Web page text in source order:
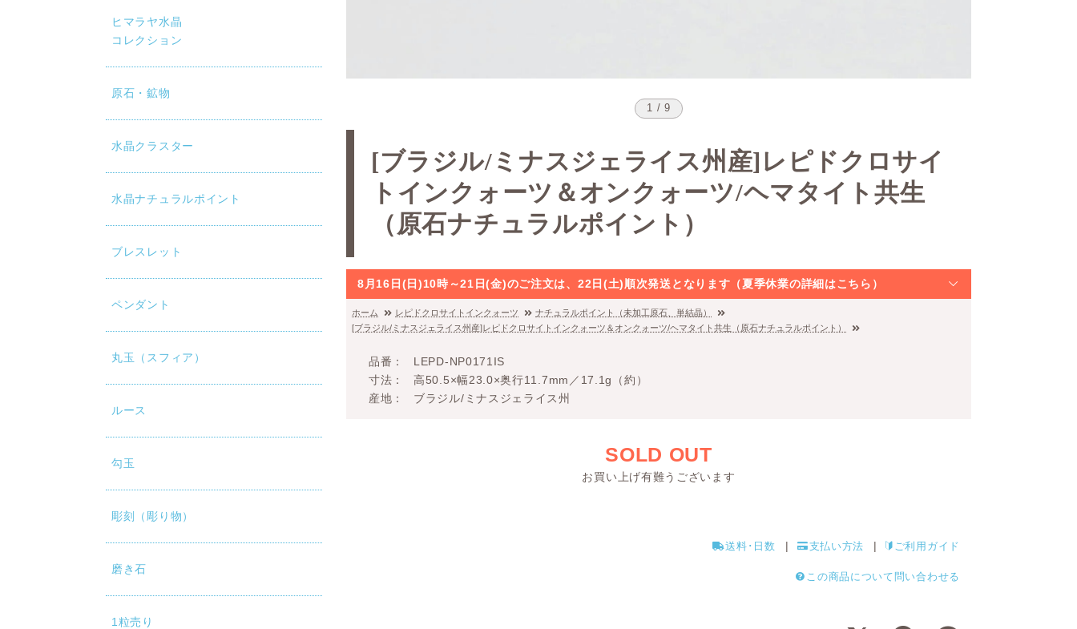
ヒマラヤ水晶
コレクション
原石・鉱物
水晶クラスター
水晶ナチュラルポイント
ブレスレット
ペンダント
丸玉（スフィア）
ルース
勾玉
彫刻（彫り物）
磨き石
1粒売り
1 / 9
[ブラジル/ミナスジェライス州産]レピドクロサイ
トインクォーツ＆オンクォーツ/ヘマタイト共生
（原石ナチュラルポイント）
8月16日(日)10時～21日(金)のご注文は、22日(土)順次発送となります（夏季休業の詳細はこちら）
ホーム レピドクロサイトインクォーツ
ナチュラルポイント（未加工原石、単結晶）
[ブラジル/ミナスジェライス州産]レピドクロサイトインクォーツ＆オンクォーツ/ヘマタイト共生（原石ナチュラルポイント）
品番
LEPD-NP0171IS
寸法
高50.5×幅23.0×奥行11.7mm／17.1g（約）
産地
ブラジル/ミナスジェライス州
SOLD OUT
お買い上げ有難うございます
送料･日数 支払い方法 ご利用ガイド
この商品について問い合わせる